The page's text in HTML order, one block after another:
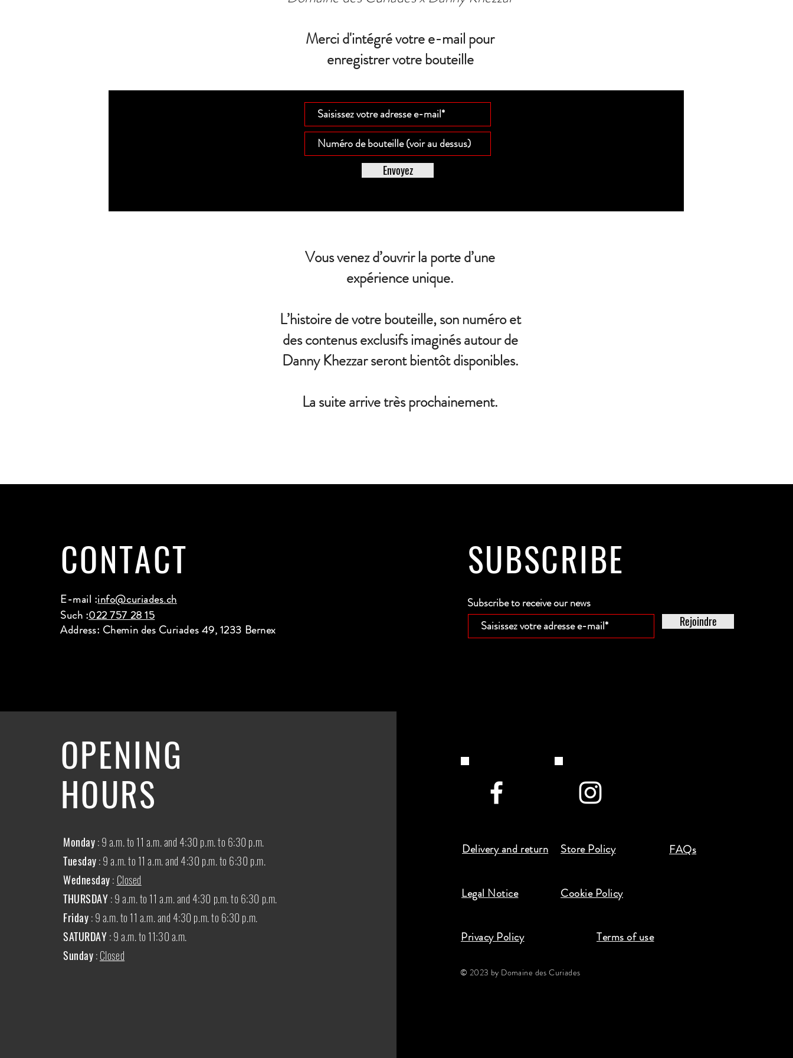
Merci d'intégré votre e-mail pour
enregistrer votre bouteille
Envoyez
Vous venez d’ouvrir la porte d’une
expérience unique.
L’histoire de votre bouteille, son numéro et
des contenus exclusifs imaginés autour de
Danny Khezzar seront bientôt disponibles.
La suite arrive très prochainement.
CONTACT
E-mail :info@curiades.ch
Such :022 757 28 15
Address: Chemin des Curiades 49, 1233 Bernex
SUBSCRIBE
Subscribe to receive our news
Rejoindre
OPENING
HOURS
Monday: 9 a.m. to 11 a.m. and 4:30 p.m. to 6:30 p.m.
Tuesday: 9 a.m. to 11 a.m. and 4:30 p.m. to 6:30 p.m.
Wednesday: Closed
THURSDAY:9 a.m. to 11 a.m. and 4:30 p.m. to 6:30 p.m.
Friday: 9 a.m. to 11 a.m. and 4:30 p.m. to 6:30 p.m.
SATURDAY: 9 a.m. to 11:30 a.m.
Sunday:Closed
Delivery and return Store Policy FAQs
Legal Notice Cookie Policy
Privacy Policy Terms of use
© 2023 by Domaine des Curiades